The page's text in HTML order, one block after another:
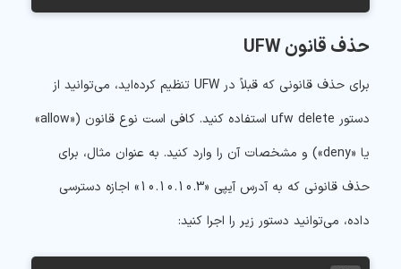
حذف قانون UFW
برای حذف قانونی که قبلاً در UFW تنظیم کرده‌اید، می‌توانید از
دستور ufw delete استفاده کنید. کافی است نوع قانون («allow»
یا «deny») و مشخصات آن را وارد کنید. به عنوان مثال، برای
حذف قانونی که به آدرس آیپی «10.10.10.3» اجازه دسترسی
داده، می‌توانید دستور زیر را اجرا کنید: